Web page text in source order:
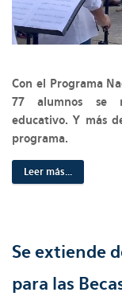
Con el Programa
77 alumnos se
educativo. Y más
programa.
Leer más...
Se extiende
para las